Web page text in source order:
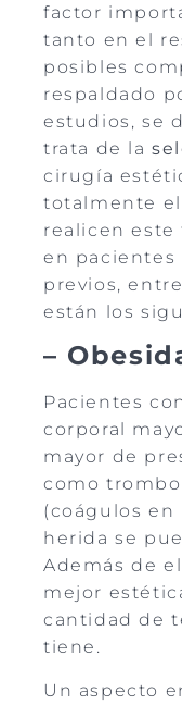
factor
tanto en el
posibles
respaldado
estudios, se
trata de la
cirugía
totalmente
realicen
en pacientes
previos,
están los
–
Pacientes
corporal
mayor de
como
(coágulos en
herida se
Además de
mejor
cantidad de
tiene.
Un aspecto